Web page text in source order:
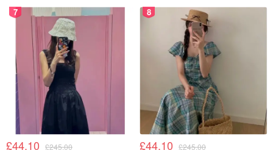
7
£44.10 £245.00
8
£44.10 £245.00